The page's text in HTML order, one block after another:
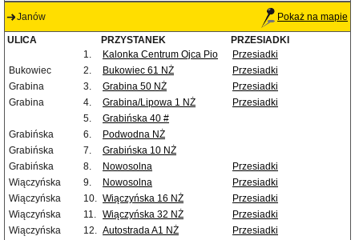
Janów Pokaż na mapie
ULICA PRZYSTANEK
PRZESIADKI
1.
Kalonka Centrum Ojca Pio
Przesiadki
Bukowiec
2. Bukowiec 61 NŻ
Przesiadki
Grabina
3. Grabina 50 NŻ
Przesiadki
Grabina
4. Grabina/Lipowa 1 NŻ
Przesiadki
5.
Grabińska 40 #
Grabińska
6.
Podwodna NŻ
Grabińska
7.
Grabińska 10 NŻ
Grabińska
8. Nowosolna
Przesiadki
Wiączyńska
9. Nowosolna
Przesiadki
Wiączyńska
10. Wiączyńska 16 NŻ
Przesiadki
Wiączyńska
11. Wiączyńska 32 NŻ
Przesiadki
Wiączyńska
12. Autostrada A1 NŻ
Przesiadki